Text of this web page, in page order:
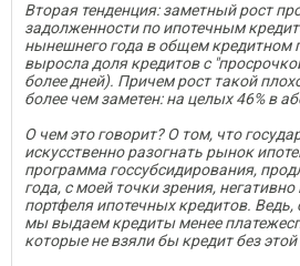
Вторая тенденция: заметный рост
задолженности по ипотечным
нынешнего года в общем кредитном
выросла доля кредитов с
более дней). Причем рост такой
более чем заметен: на целых 46% в
О чем это говорит? О том, что
искусственно разогнать рынок
программа госсубсидирования,
года, с моей точки зрения,
портфеля ипотечных кредитов.
мы выдаем кредиты менее
которые не взяли бы кредит без этой